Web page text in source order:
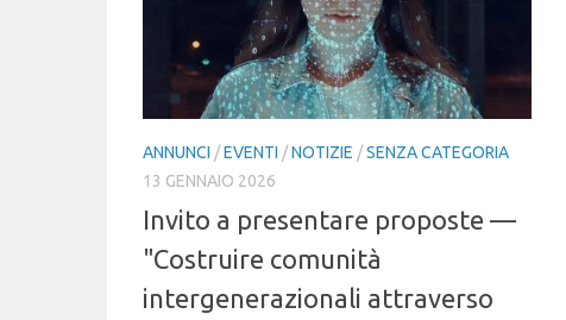
ANNUNCI /EVENTI /NOTIZIE /SENZA CATEGORIA
13 GENNAIO 2026
Invito a presentare proposte —
"Costruire comunità
intergenerazionali attraverso